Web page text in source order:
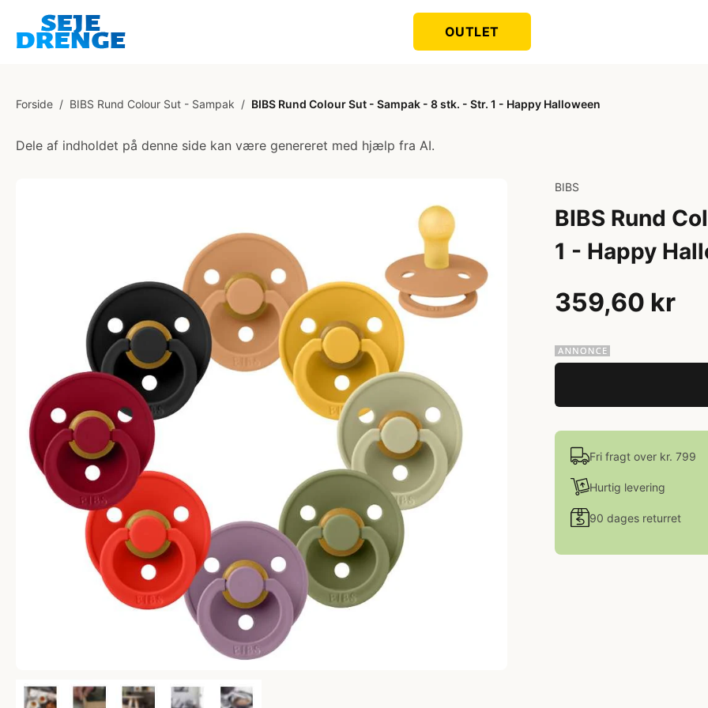
OUTLET
Forside / BIBS Rund Colour Sut - Sampak / BIBS Rund Colour Sut - Sampak - 8 stk. - Str. 1 - Happy Halloween
Dele af indholdet på denne side kan være genereret med hjælp fra AI.
BIBS
BIBS Rund
1 - Happy
359,60 kr
Fri fragt over kr. 799
Hurtig levering
90 dages returret